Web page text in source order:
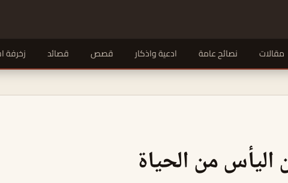
مقالات نصائح عامة ادعية واذكار قصص قصائد زخرفة
من الحياة